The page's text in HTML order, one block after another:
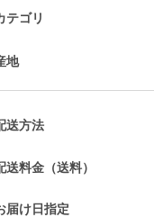
テゴリ
地
送方法
送料金（送料）
届け日指定